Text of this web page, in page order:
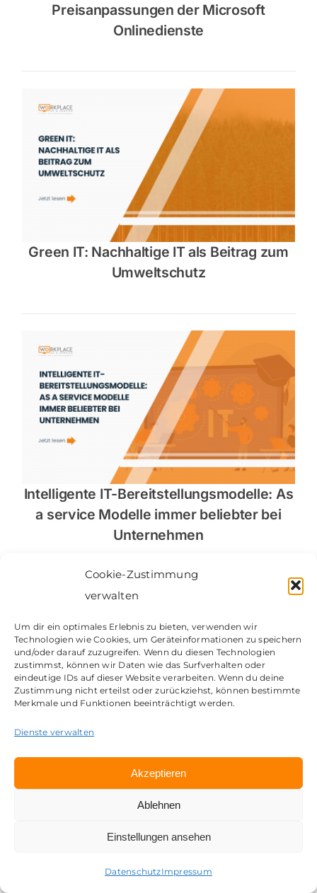
Cookie-Zustimmung
verwalten
Um dir ein optimales Erlebnis zu bieten, verwenden wir
Technologien wie Cookies, um Geräteinformationen zu speichern
und/oder darauf zuzugreifen. Wenn du diesen Technologien
zustimmst, können wir Daten wie das Surfverhalten oder
eindeutige IDs auf dieser Website verarbeiten. Wenn du deine
Zustimmung nicht erteilst oder zurückziehst, können bestimmte
Merkmale und Funktionen beeinträchtigt werden.
Dienste verwalten
Akzeptieren
Ablehnen
Einstellungen ansehen
DatenschutzImpressum
Preisanpassungen der Microsoft
Onlinedienste
Green IT: Nachhaltige IT als Beitrag zum
Umweltschutz
Intelligente IT-Bereitstellungsmodelle: As
a service Modelle immer beliebter bei
Unternehmen